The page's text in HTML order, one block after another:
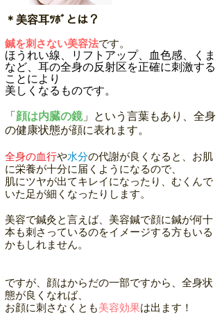
​＊美容耳ﾂﾎﾞとは？
鍼を刺さない美容法です。
ほうれい線、リフトアップ、血色感、くま
など、耳の全身の反射区を正確に刺激する
ことにより
美しくなるものです。
「 顔は内臓の鏡」という言葉もあり、全身
の健康状態が顔に表れます。
全身の血行や水分の代謝が良くなると、お肌
に栄養が十分に届くようになるので、
肌にツヤが出てキレイになったり、むくんで
いた足が細くなったりします。
美容で鍼灸と言えば、
美容鍼で顔に鍼が何十
本も刺さっているのをイメージする方もいる
かもしれません。
ですが、顔はからだの一部ですから、全身状
態が良くなれば、
お顔に刺さなくとも美容効果は出ます！